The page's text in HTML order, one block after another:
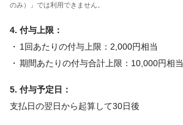
のみ）」では利用できません。
4. 付与上限：
1回あたりの付与上限：2,000円相当
期間あたりの付与合計上限：10,000円相当
5. 付与予定日：
支払日の翌日から起算して30日後